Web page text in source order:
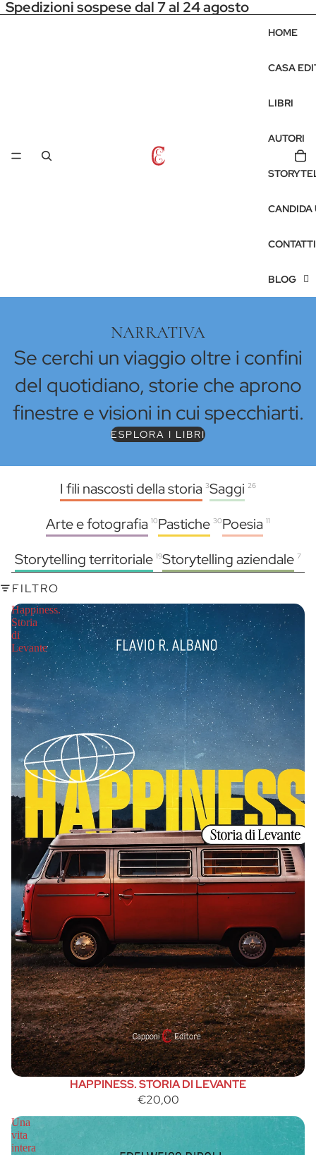
Spedizioni sospese dal 7 al 24 agosto
HOME
CASA
LIBRI
AUTORI
CANDIDA
CONTATTI
BLOG
NARRATIVA
Se cerchi un viaggio oltre i confini
del quotidiano, storie che aprono
finestre e visioni in cui specchiarti.
ESPLORA I LIBRI
I fili nascosti della storia 3Saggi 26
Arte e fotografia 10Pastiche 30Poesia 11
Storytelling territoriale 19Storytelling aziendale 7
FILTRO
Happiness.
Storia
di
Levante
HAPPINESS. STORIA DI LEVANTE
€20,00
Una
vita
intera